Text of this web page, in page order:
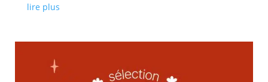
lire plus